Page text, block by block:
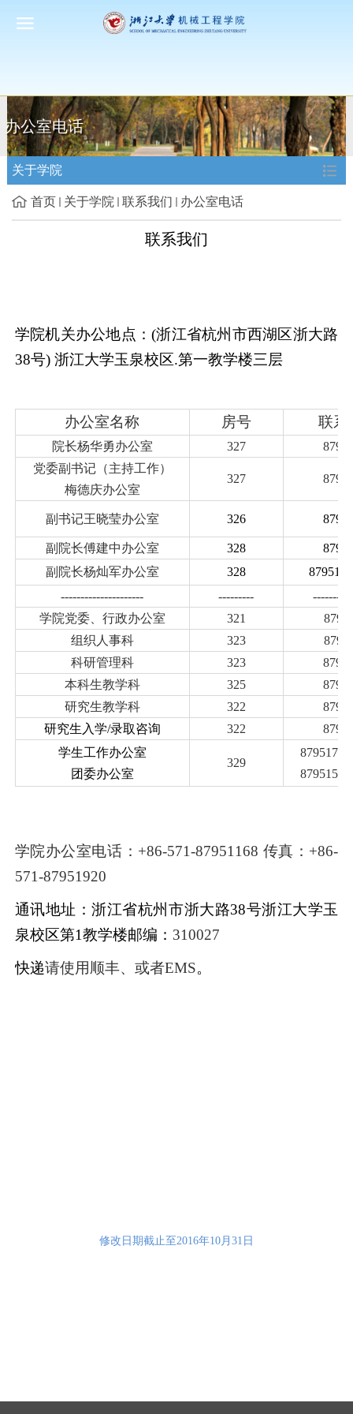
办公室电话
关于学院
首页 关于学院 联系我们 办公室电话
联系我们
学院机关办公地点：(浙江省杭州市西湖区浙大路
38号) 浙江大学玉泉校区.第一教学楼三层
办公室名称 房号 联系
院长杨华勇办公室 327
党委副书记（主持工作）
梅德庆办公室
327
副书记王晓莹办公室 326
副院长傅建中办公室 328
副院长杨灿军办公室 328
---------------------
---------
学院党委、行政办公室
321
组织人事科
323
科研管理科
323
本科生教学科
325
研究生教学科
322
研究生入学/录取咨询 322
学生工作办公室
团委办公室
329
学院办公室电话： +86-571-87951168 传真： +86-
571-87951920
通讯地址：浙江省杭州市浙大路38号浙江大学玉
泉校区第1教学楼邮编： 310027
快递请使用顺丰、 或者EMS。
修改日期截止至2016年10月31日